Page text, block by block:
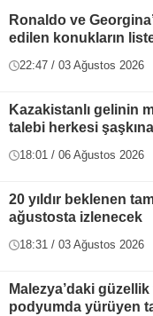
Ronaldo ve
edilen konukların
22:47 / 03 Ağustos 2026
Kazakistanlı gelinin
talebi herkesi
18:01 / 06 Ağustos 2026
20 yıldır beklenen
ağustosta izlenecek
18:31 / 03 Ağustos 2026
Malezya’daki güzellik
podyumda yürüyen